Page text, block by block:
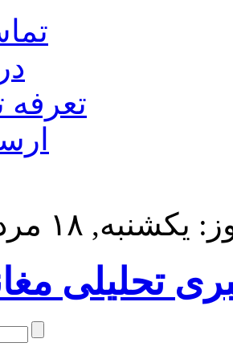
تعرفه
۱۸ مرداد , ۱۴۰۵
تحلیلی